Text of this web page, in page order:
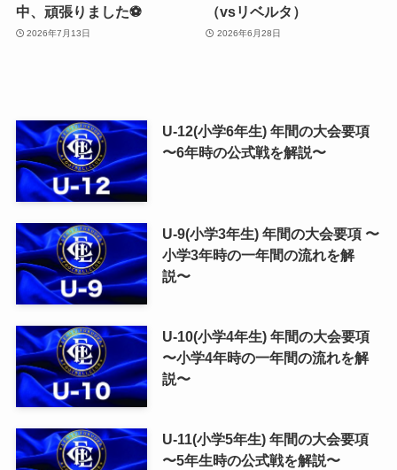
中、頑張りました⚽️
2026年7月13日
（vsリベルタ）
2026年6月28日
U-12(小学6年生) 年間の大会要項
〜6年時の公式戦を解説〜
U-9(小学3年生) 年間の大会要項 〜
小学3年時の一年間の流れを解
説〜
U-10(小学4年生) 年間の大会要項
〜小学4年時の一年間の流れを解
説〜
U-11(小学5年生) 年間の大会要項
〜5年生時の公式戦を解説〜